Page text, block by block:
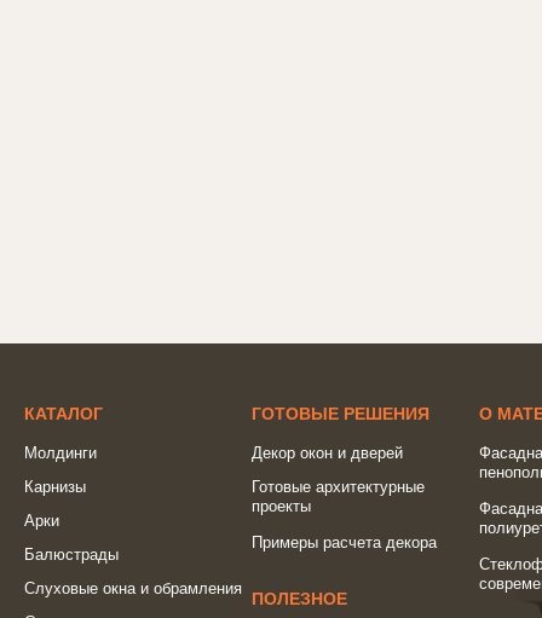
КАТАЛОГ
Молдинги
Карнизы
Арки
Балюстрады
Слуховые окна и обрамления
ГОТОВЫЕ РЕШЕНИЯ
Декор окон и дверей
Готовые архитектурные
проекты
Примеры расчета декора
ПОЛЕЗНОЕ
О